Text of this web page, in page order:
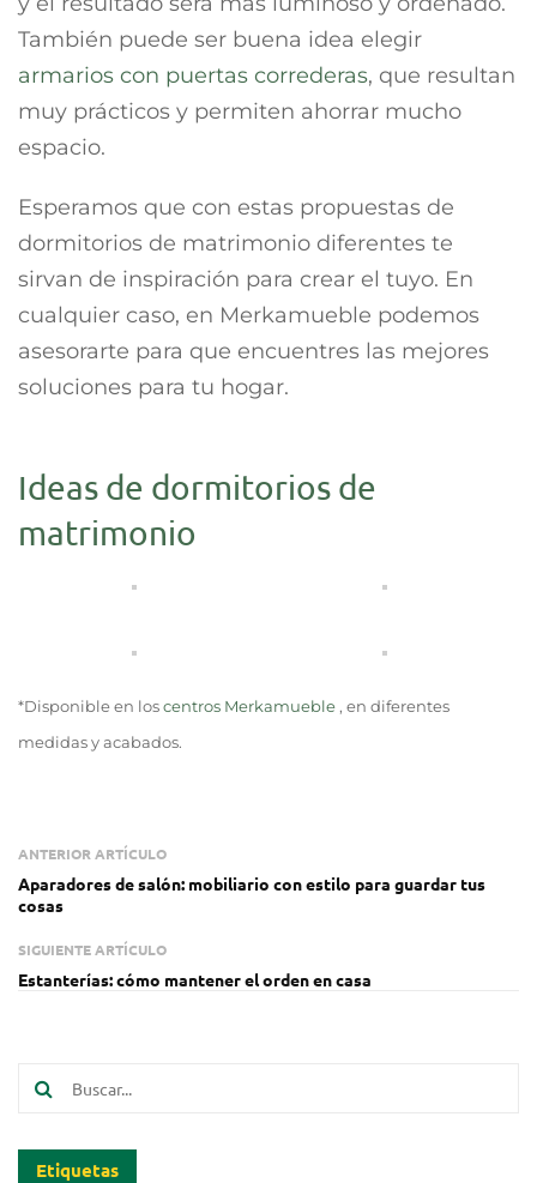
También puede ser buena idea elegir
armarios con puertas correderas, que resultan
muy prácticos y permiten ahorrar mucho
espacio.
Esperamos que con estas propuestas de
dormitorios de matrimonio diferentes te
sirvan de inspiración para crear el tuyo. En
cualquier caso, en Merkamueble podemos
asesorarte para que encuentres las mejores
soluciones para tu hogar.
Ideas de dormitorios de
matrimonio
*Disponible en loscentros Merkamueble , en diferentes
medidas y acabados.
ANTERIOR ARTÍCULO
Aparadores de salón: mobiliario con estilo para guardar tus
cosas
SIGUIENTE ARTÍCULO
Estanterías: cómo mantener el orden en casa
Etiquetas